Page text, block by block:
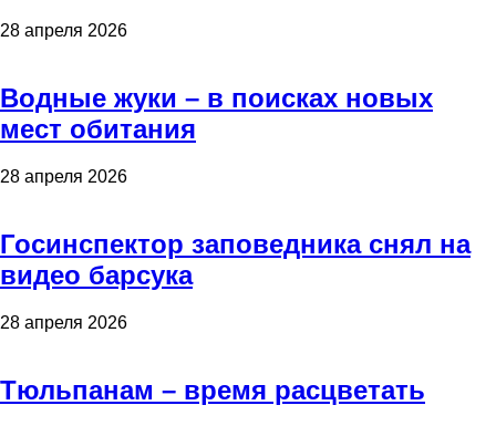
28 апреля 2026
Водные жуки – в поисках новых
мест обитания
28 апреля 2026
Госинспектор заповедника снял на
видео барсука
28 апреля 2026
Тюльпанам – время расцветать